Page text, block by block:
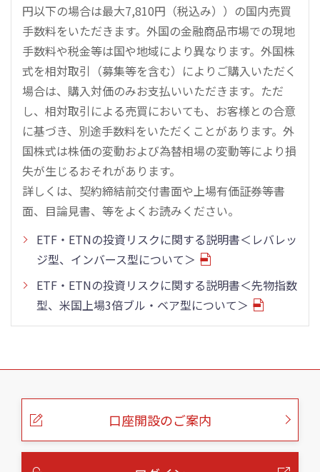
円以下の場合は最大7,810円（税込み））の国内売買
手数料をいただきます。外国の金融商品市場での現地
手数料や税金等は国や地域により異なります。外国株
式を相対取引（募集等を含む）によりご購入いただく
場合は、購入対価のみお支払いいただきます。ただ
し、相対取引による売買においても、お客様との合意
に基づき、別途手数料をいただくことがあります。外
国株式は株価の変動および為替相場の変動等により損
失が生じるおそれがあります。
詳しくは、契約締結前交付書面や上場有価証券等書
面、目論見書、等をよくお読みください。
ETF・ETNの投資リスクに関する説明書＜レバレッ
ジ型、インバース型について＞
ETF・ETNの投資リスクに関する説明書＜先物指数
型、米国上場3倍ブル・ベア型について＞
こ
口座開設のご案内